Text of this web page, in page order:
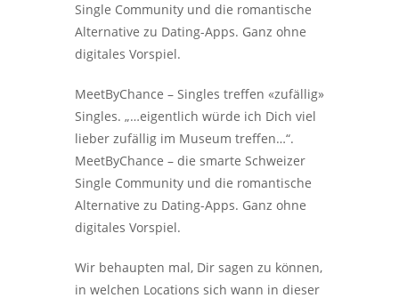
Single Community und die romantische
Alternative zu Dating-Apps. Ganz ohne
digitales Vorspiel.
MeetByChance – Singles treffen «zufällig»
Singles. „…eigentlich würde ich Dich viel
lieber zufällig im Museum treffen…“.
MeetByChance – die smarte Schweizer
Single Community und die romantische
Alternative zu Dating-Apps. Ganz ohne
digitales Vorspiel.
Wir behaupten mal, Dir sagen zu können,
in welchen Locations sich wann in dieser